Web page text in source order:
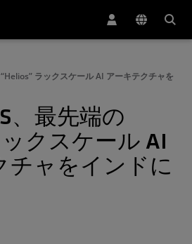
ラックスケール AI アーキテクチャを
、最先端の
ックスケール AI
チャをインドに